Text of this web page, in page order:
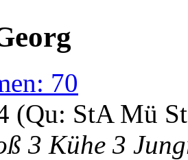
70
(Qu: StA Mü
3 Kühe 3